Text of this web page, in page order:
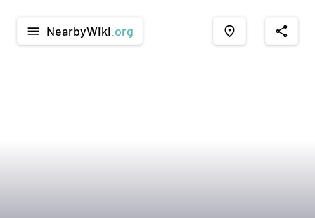
menu NearbyWiki .org place share